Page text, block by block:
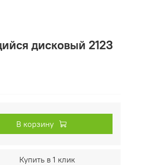
дисковый 2123
В корзину
Купить в 1 клик